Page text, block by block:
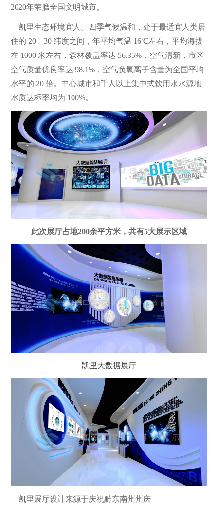
2020年荣膺全国文明城市。
凯里生态环境宜人。四季气候温和，处于最适宜人类居
住的 20—30 纬度之间，年平均气温 16℃左右，平均海拔
在 1000 米左右，森林覆盖率达 56.35%，空气清新，市区
空气质量优良率达 98.1%，空气负氧离子含量为全国平均
水平的 20 倍。中心城市和千人以上集中式饮用水水源地
水质达标率均为 100%。
此次展厅占地200余平方米，共有5大展示区域
凯里大数据展厅
凯里展厅设计来源于庆祝黔东南州州庆